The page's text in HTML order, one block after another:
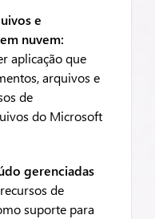
e
nuvem:
aplicação que
arquivos e
de
do Microsoft
gerenciadas
de
suporte para